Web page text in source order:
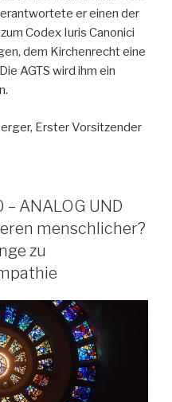
er einen der
Codex Iuris Canonici
dem Kirchenrecht eine
AGTS wird ihm ein
Erster Vorsitzender
– ANALOG UND
menschlicher?
zu